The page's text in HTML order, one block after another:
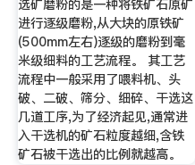
选矿磨粉的是一种将铁矿石原矿
进行逐级磨粉,从大块的原铁矿
(500mm左右)逐级的磨粉到毫
米级细料的工艺流程。 其工艺
流程中一般采用了喂料机、头
破、二破、筛分、细碎、干选这
几道工序,为了经济起见,通常进
入干选机的矿石粒度越细,含铁
矿石被干选出的比例就越高。